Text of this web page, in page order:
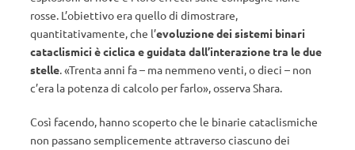
rosse. L’obiettivo era quello di dimostrare,
quantitativamente, che l’evoluzione dei sistemi binari
cataclismici è ciclica e guidata dall’interazione tra le due
stelle. «Trenta anni fa – ma nemmeno venti, o dieci – non
c’era la potenza di calcolo per farlo», osserva Shara.
Così facendo, hanno scoperto che le binarie cataclismiche
non passano semplicemente attraverso ciascuno dei